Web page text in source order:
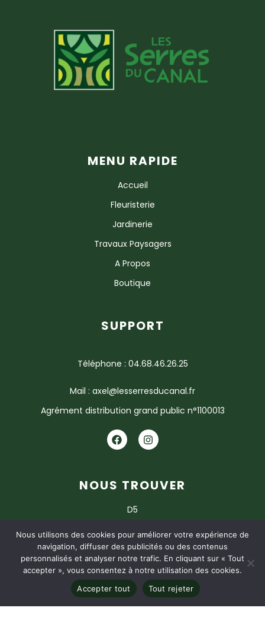
MENU RAPIDE
Accueil
Fleuristerie
Jardinerie
Travaux Paysagers
A Propos
Boutique
SUPPORT
Téléphone : 04.68.46.26.25
Mail : axel@lesserresducanal.fr
Agrément distribution grand public n°1100013
NOUS TROUVER
D5
MENTIONS LÉGALES
POLITIQUE DE CONFIDENTIALITÉ
Studio Boost Communication– Tous droits
réservés
Nous utilisons des cookies pour améliorer votre expérience de
navigation, diffuser des publicités ou des contenus
personnalisés et analyser notre trafic. En cliquant sur « Tout
accepter », vous consentez à notre utilisation des cookies.
Accepter tout
Tout rejeter